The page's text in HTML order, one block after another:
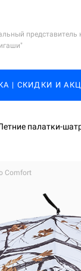
представитель
| СКИДКИ И
палатки-
Comfort